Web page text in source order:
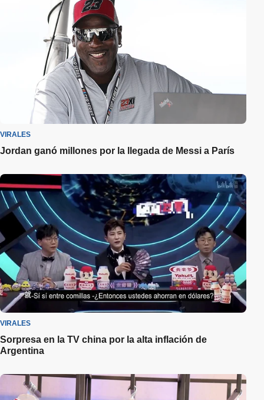
VIRALES
Jordan ganó millones por la llegada de Messi a París
VIRALES
Sorpresa en la TV china por la alta inflación de
Argentina